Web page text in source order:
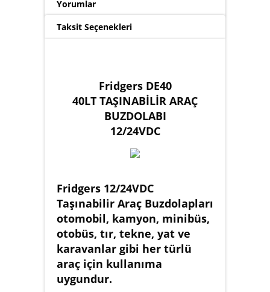
Yorumlar
Taksit Seçenekleri
Fridgers DE40
40LT TAŞINABİLİR ARAÇ
BUZDOLABI
12/24VDC
Fridgers 12/24VDC
Taşınabilir Araç Buzdolapları
otomobil, kamyon, minibüs,
otobüs, tır, tekne, yat ve
karavanlar gibi her türlü
araç için kullanıma
uygundur.